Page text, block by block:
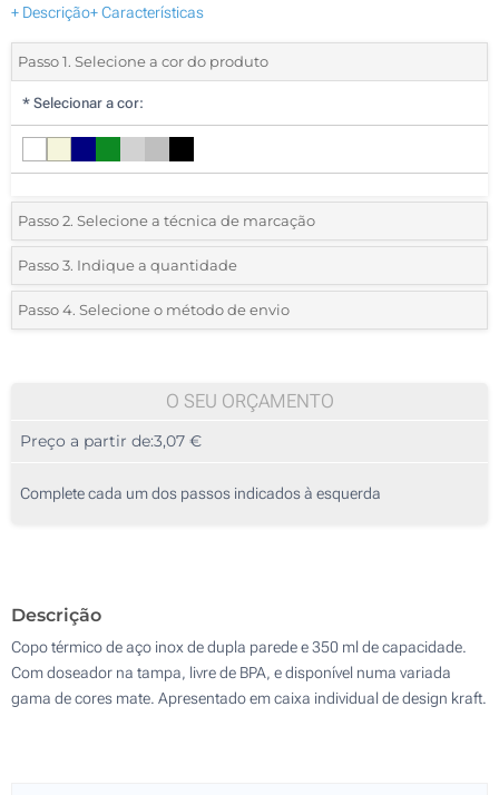
+ Descrição+ Características
Passo 1. Selecione a cor do produto
* Selecionar a cor:
Passo 2. Selecione a técnica de marcação
*Selecione o tipo de marcação e as cores do logotipo:
1 Cor (Impressão circular)
Passo 3. Indique a quantidade
*Quantidade mínima:20
40
100
Outra :
Passo 4. Selecione o método de envio
O SEU ORÇAMENTO
Preço a partir de:3,07 €
Complete cada um dos passos indicados à esquerda
Descrição
Copo térmico de aço inox de dupla parede e 350 ml de capacidade.
Com doseador na tampa, livre de BPA, e disponível numa variada
gama de cores mate. Apresentado em caixa individual de design kraft.